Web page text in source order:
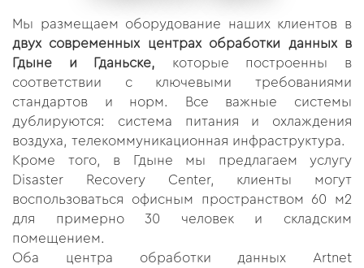
Мы размещаем оборудование наших клиентов в
двух современных центрах обработки данных в
Гдыне и Гданьске, которые построенны в
соответствии с ключевыми требованиями
стандартов и норм. Все важные системы
дублируются: система питания и охлаждения
воздуха, телекоммуникационная инфраструктура.
Кроме того, в Гдыне мы предлагаем услугу
Disaster Recovery Center, клиенты могут
воспользоваться офисным пространством 60 м2
для примерно 30 человек и складским
помещением.
Оба центра обработки данных Artnet